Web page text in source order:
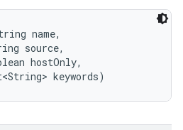
name,
source,
hostOnly,
keywords)